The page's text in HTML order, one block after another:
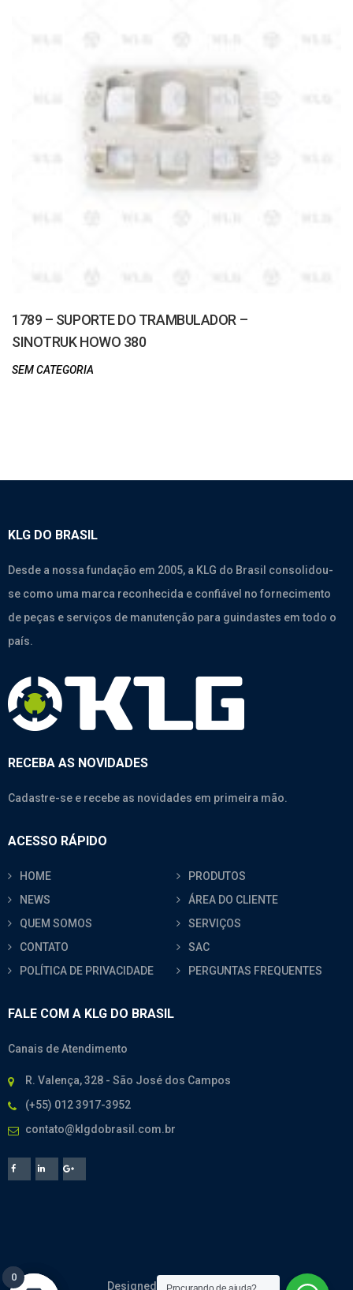
1789 – SUPORTE DO TRAMBULADOR –
SINOTRUK HOWO 380
SEM CATEGORIA
KLG DO BRASIL
Desde a nossa fundação em 2005, a KLG do Brasil consolidou-
se como uma marca reconhecida e confiável no fornecimento
de peças e serviços de manutenção para guindastes em todo o
país.
RECEBA AS NOVIDADES
Cadastre-se e recebe as novidades em primeira mão.
ACESSO RÁPIDO
HOME
PRODUTOS
NEWS
ÁREA DO CLIENTE
QUEM SOMOS
SERVIÇOS
CONTATO
SAC
POLÍTICA DE PRIVACIDADE
PERGUNTAS FREQUENTES
FALE COM A KLG DO BRASIL
Canais de Atendimento
R. Valença, 328 - São José dos Campos
(+55) 012 3917-3952
contato@klgdobrasil.com.br
Designed By CodeMesh
0
0